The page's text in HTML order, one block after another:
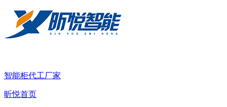
智能柜代工厂家
昕悦首页